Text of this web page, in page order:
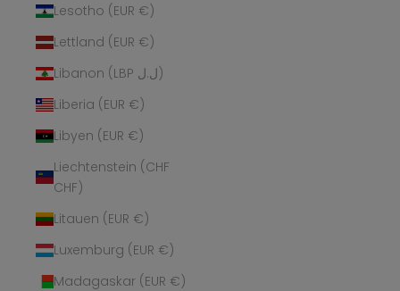
Lesotho (EUR €)
Lettland (EUR €)
Libanon (LBP ل.ل)
Liberia (EUR €)
Libyen (EUR €)
Liechtenstein (CHF
CHF)
Litauen (EUR €)
Luxemburg (EUR €)
Madagaskar (EUR €)